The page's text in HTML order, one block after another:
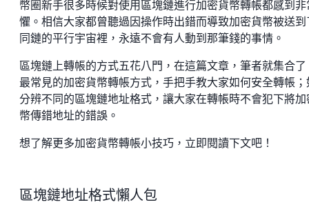
幣圈新手很多時候對使用區塊鏈進行加密貨幣轉帳都感到非
懼。相信大家都曾聽過因操作時出錯而導致加密貨幣被送到
同鏈的平行宇宙裡，永遠不會有人動到那筆錢的事情。
區塊鏈上轉帳的方式五花八門，在這篇文章，筆者就集合了
最常見的加密貨幣轉帳方式，手把手教大家如何安全轉帳；
分辨不同的區塊鏈地址格式，讓大家在轉帳時不會犯下將加
幣傳錯地址的錯誤。
想了解更多加密貨幣轉帳小技巧，立即閱讀下文吧！
區塊鏈地址格式懶人包